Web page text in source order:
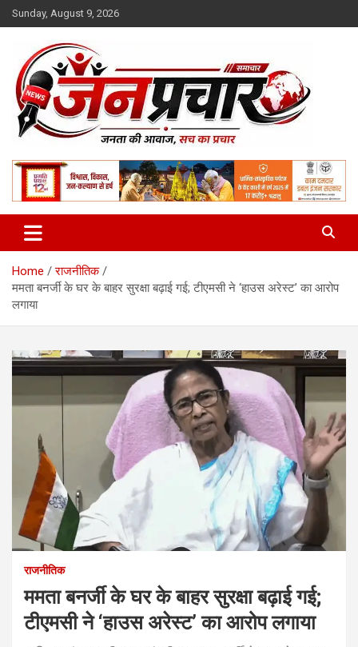
Skip
to
Sunday, August 9, 2026
:: जनप्रचार ::
Home
राजनीतिक
ममता बनर्जी के घर के बाहर सुरक्षा बढ़ाई गई; टीएमसी ने ‘हाउस अरेस्ट’ का आरोप
लगाया
राजनीतिक
ममता बनर्जी के घर के बाहर सुरक्षा बढ़ाई गई;
टीएमसी ने ‘हाउस अरेस्ट’ का आरोप लगाया